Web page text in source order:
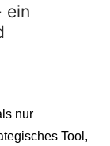
ein
nur
Tool,